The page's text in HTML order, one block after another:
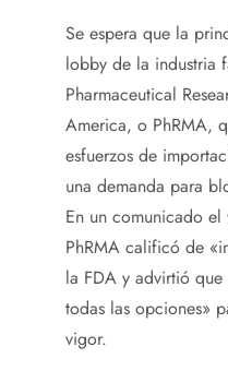
Se espera que la
lobby de la industria
Pharmaceutical
America, o PhRMA,
esfuerzos de
una demanda para
En un comunicado
PhRMA calificó de
la FDA y advirtió
todas las opciones»
vigor.